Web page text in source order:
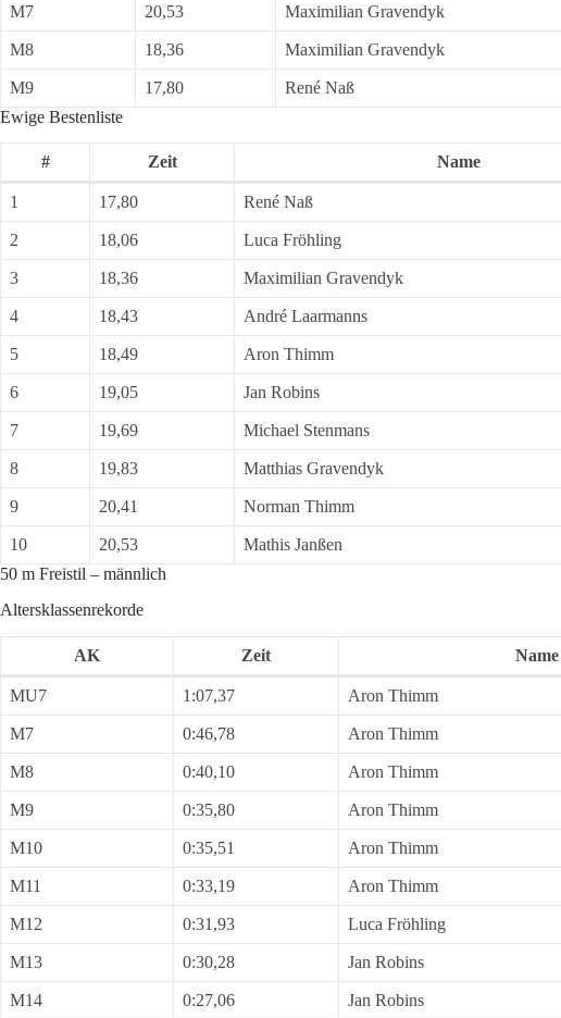
M7 20,53 Maximilian Gravendyk
M8 18,36 Maximilian Gravendyk
M9 17,80 René Naß
Ewige Bestenliste
# Zeit Name
1 17,80 René Naß
2 18,06 Luca Fröhling
3 18,36 Maximilian Gravendyk
4 18,43 André Laarmanns
5 18,49 Aron Thimm
6 19,05 Jan Robins
7 19,69 Michael Stenmans
8 19,83 Matthias Gravendyk
9 20,41 Norman Thimm
10 20,53 Mathis Janßen
50 m Freistil – männlich
Altersklassenrekorde
AK Zeit Name
MU7 1:07,37 Aron Thimm
M7 0:46,78 Aron Thimm
M8 0:40,10 Aron Thimm
M9 0:35,80 Aron Thimm
M10 0:35,51 Aron Thimm
M11 0:33,19 Aron Thimm
M12 0:31,93 Luca Fröhling
M13 0:30,28 Jan Robins
M14 0:27,06 Jan Robins